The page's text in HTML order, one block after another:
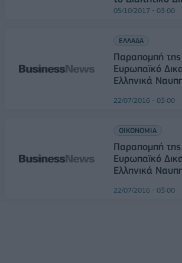
05/10/2017 - 03:00
ΕΛΛΑΔΑ
Παραπομπή
Ευρωπαϊκό
Ελληνικά
22/07/2016 - 03:00
ΟΙΚΟΝΟΜΙΑ
Παραπομπή
Ευρωπαϊκό
Ελληνικά
22/07/2016 - 03:00